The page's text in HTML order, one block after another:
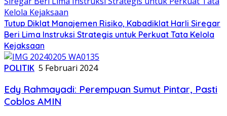
Tutup Diklat Manajemen Risiko, Kabadiklat Harli Siregar
Beri Lima Instruksi Strategis untuk Perkuat Tata Kelola
Kejaksaan
POLITIK 5 Februari 2024
Edy Rahmayadi: Perempuan Sumut Pintar, Pasti
Coblos AMIN